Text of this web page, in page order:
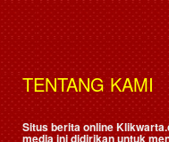
TENTANG KAMI
Situs berita online
media ini didirikan untuk